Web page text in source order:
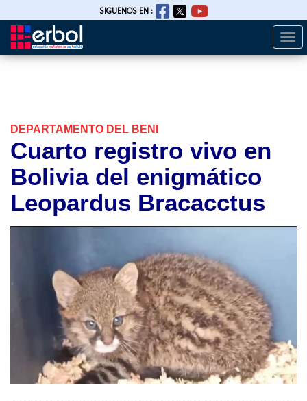
Pasar
SIGUENOS EN :
DEPARTAMENTO DEL BENI
Cuarto registro vivo en
Bolivia del enigmático
Leopardus Bracacctus